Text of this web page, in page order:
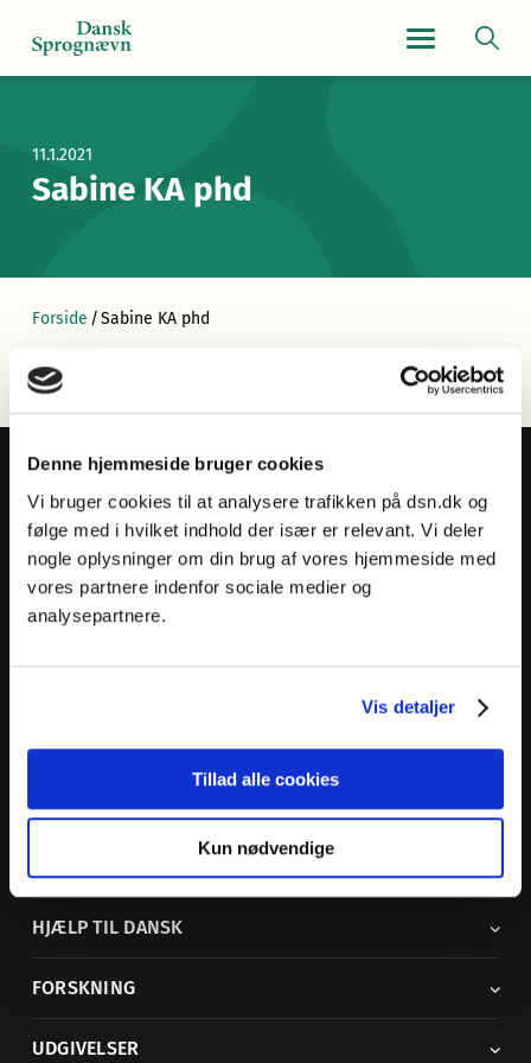
Denne hjemmeside bruger cookies
Vi bruger cookies til at analysere trafikken på dsn.dk og
følge med i hvilket indhold der især er relevant. Vi deler
nogle oplysninger om din brug af vores hjemmeside med
vores partnere indenfor sociale medier og
analysepartnere.
Vis detaljer
Tillad alle cookies
Kun nødvendige
11.1.2021
Sabine KA phd
Forside /Sabine KA phd
Dansk Sprognævn
Adelgade 119 B
5400 Bogense
adm@dsn.dk
HJÆLP TIL DANSK
FORSKNING
UDGIVELSER